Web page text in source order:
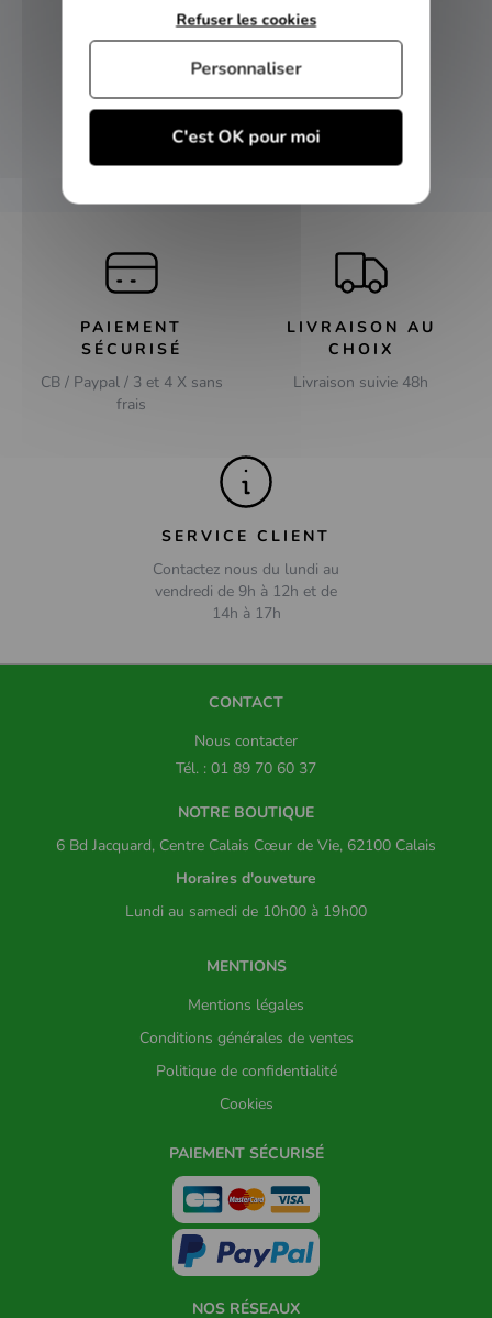
NEWSLETTER
Inscrivez-vous et recevez nos bons plans
OK
PAIEMENT
SÉCURISÉ
CB / Paypal / 3 et 4 X sans
frais
LIVRAISON AU
CHOIX
Livraison suivie 48h
SERVICE CLIENT
Contactez nous du lundi au
vendredi de 9h à 12h et de
14h à 17h
CONTACT
Nous contacter
Tél. : 01 89 70 60 37
NOTRE BOUTIQUE
6 Bd Jacquard, Centre Calais Cœur de Vie, 62100 Calais
Horaires d'ouveture
Lundi au samedi de 10h00 à 19h00
MENTIONS
Mentions légales
Conditions générales de ventes
Politique de confidentialité
Cookies
PAIEMENT SÉCURISÉ
NOS RÉSEAUX
C'est OK pour moi
Refuser les cookies
Personnaliser